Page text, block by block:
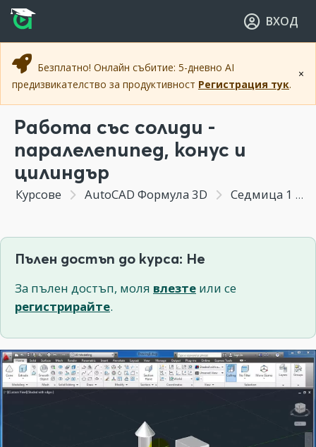
Прескочи към основното съдържание
Прескочи към навигацията
ВХОД
×
Безплатно! Онлайн събитие: 5-дневно AI
предизвикателство за продуктивност Регистрация тук.
Работа със солиди -
паралелепипед, конус и
цилиндър
Курсове AutoCAD Формула 3D Седмица 1 - Основни принципи при 3D моделирането
Пълен достъп до курса: Не
За пълен достъп, моля влезте или се
регистрирайте.